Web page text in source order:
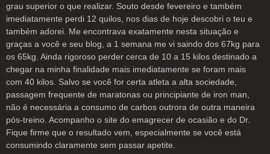
grau superior o que realizar. Souto desde fevereiro e também
imediatamente perdi 12 quilos, nos dias de hoje descobri o teu e
também adorei. Me encontrava exatamente nesta situação e
graças a você e seu blog, a 1 semana me vi saindo dos 67kg para
os 65kg. Ainda rigoroso perder cerca de 10 a 15 kilos destinado a
chegar na minha finalidade mais imediatamente se foram mais
com 40 kilos. Salvo se você for certa atleta a alta sociedade,
passagem frequente de maratonas ou principiante de iron man,
não é necessária a consumo de carbos outrora de outra maneira
pós-treino. Acompanho o site do emagrecer de ocasião e do Dr.
Fique firme que o resultado vem, especialmente se você está
consumindo claramente sem passar apetite.